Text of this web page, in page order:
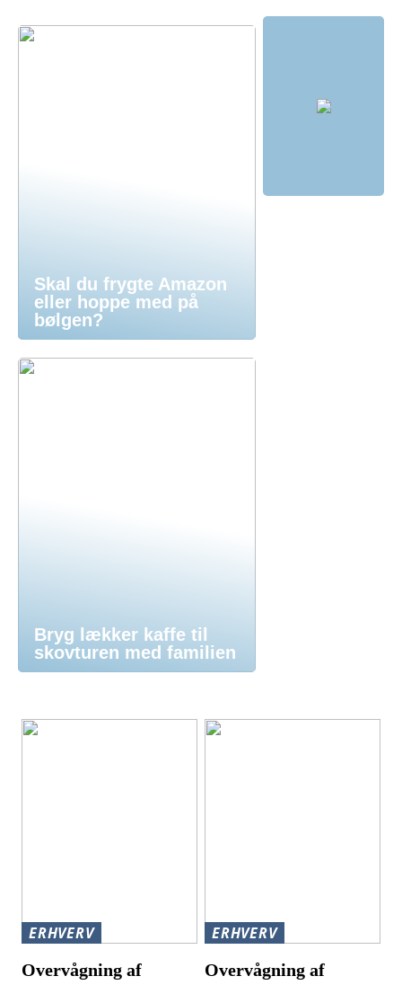
Skal du frygte Amazon
eller hoppe med på
bølgen?
Bryg lækker kaffe til
skovturen med familien
ERHVERV
Overvågning af
ERHVERV
Overvågning af